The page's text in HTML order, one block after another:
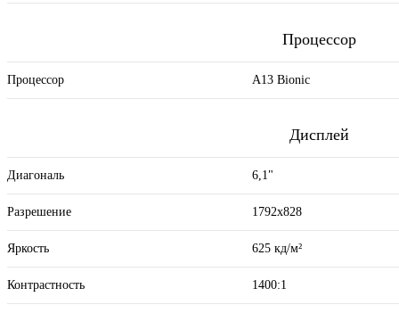
Процессор
Процессор A13 Bionic
Дисплей
Диагональ 6,1"
Разрешение 1792x828
Яркость 625 кд/м²
Контрастность 1400:1